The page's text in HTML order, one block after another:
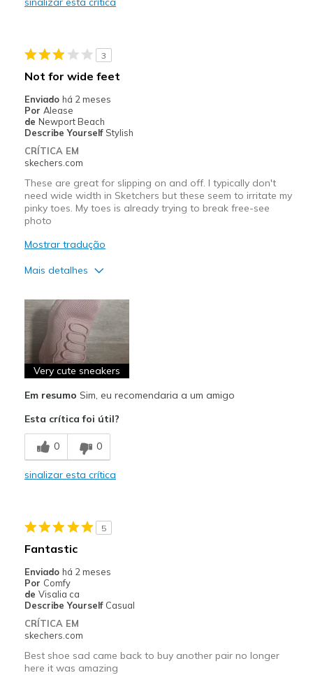
Width
Sizing
Feels true to size
View On Shoes
3
Not for wide feet
Enviado há 2 meses
Por Alease
de Newport Beach
Describe Yourself Stylish
CRÍTICA EM
skechers.com
These are great for slipping on and off. I typically don't
need wide width in Sketchers but these seem to irritate my
pinky toes. My toes is already trying to break free-see
photo
Mostrar tradução
Mais detalhes
Breathe Well
Comfortable
Melhores utilizações
Casual Wear
Width Feels too narrow
Very cute sneakers
Em resumo Sim, eu recomendaria a um amigo
Esta crítica foi útil?
0 0
sinalizar esta crítica
5
Fantastic
Enviado há 2 meses
Por Comfy
de Visalia ca
Describe Yourself Casual
CRÍTICA EM
skechers.com
Best shoe sad came back to buy another pair no longer
here it was amazing